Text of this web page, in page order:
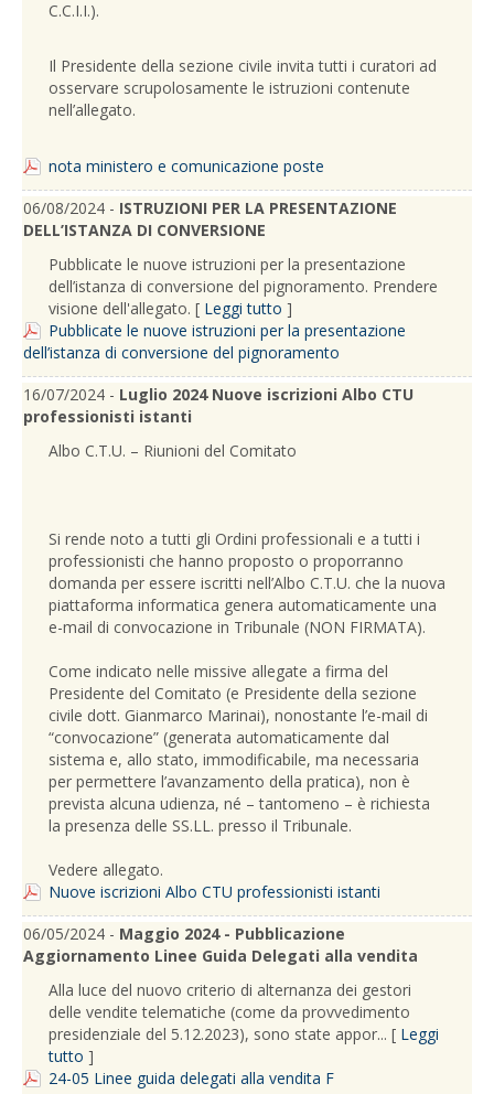
C.C.I.I.).
Il Presidente della sezione civile invita tutti i curatori ad
osservare scrupolosamente le istruzioni contenute
nell’allegato.
nota ministero e comunicazione poste
06/08/2024 - ISTRUZIONI PER LA PRESENTAZIONE
DELL’ISTANZA DI CONVERSIONE
Pubblicate le nuove istruzioni per la presentazione
dell’istanza di conversione del pignoramento. Prendere
visione dell'allegato. [ Leggi tutto ]
Pubblicate le nuove istruzioni per la presentazione
dell’istanza di conversione del pignoramento
16/07/2024 - Luglio 2024 Nuove iscrizioni Albo CTU
professionisti istanti
Albo C.T.U. – Riunioni del Comitato
Si rende noto a tutti gli Ordini professionali e a tutti i
professionisti che hanno proposto o proporranno
domanda per essere iscritti nell’Albo C.T.U. che la nuova
piattaforma informatica genera automaticamente una
e-mail di convocazione in Tribunale (NON FIRMATA).
Come indicato nelle missive allegate a firma del
Presidente del Comitato (e Presidente della sezione
civile dott. Gianmarco Marinai), nonostante l’e-mail di
“convocazione” (generata automaticamente dal
sistema e, allo stato, immodificabile, ma necessaria
per permettere l’avanzamento della pratica), non è
prevista alcuna udienza, né – tantomeno – è richiesta
la presenza delle SS.LL. presso il Tribunale.
Vedere allegato.
Nuove iscrizioni Albo CTU professionisti istanti
06/05/2024 - Maggio 2024 - Pubblicazione
Aggiornamento Linee Guida Delegati alla vendita
Alla luce del nuovo criterio di alternanza dei gestori
delle vendite telematiche (come da provvedimento
presidenziale del 5.12.2023), sono state appor... [ Leggi
tutto ]
24-05 Linee guida delegati alla vendita F